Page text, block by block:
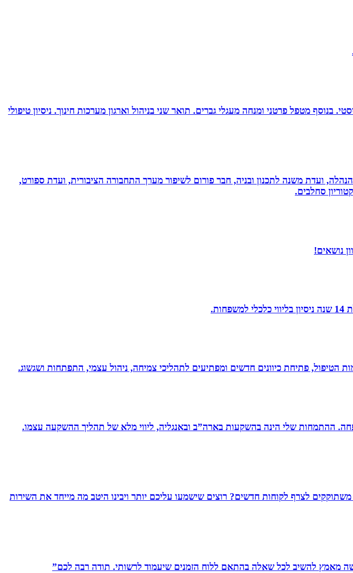
בנוסף מטפל פרטני ומנחה מעגלי גברים. תואר שני בניהול וארגון מערכות חינוך. ניסיון טיפולי
ועדת משנה לתכנון ובניה, חבר פורום לשיפור מערך התחבורה הציבורית, ועדת ספורט,
סחלבים.
נושאים!
הטיפול, פתיחת כיוונים חדשים ומפתיעים לתהליכי צמיחה, ניהול עצמי, התפתחות ושגשוג.
ההתמחות שלי הינה בהשקעות בארה”ב ובאנגליה, ליווי מלא של תהליך ההשקעה עצמו.
לצרף לקוחות חדשים? רוצים שישמעו עליכם יותר ויבינו היטב מה מייחד את השירות
מאמץ להשיב לכל שאלה בהתאם ללוח הזמנים שיעמוד לרשותי. תודה רבה לכם”